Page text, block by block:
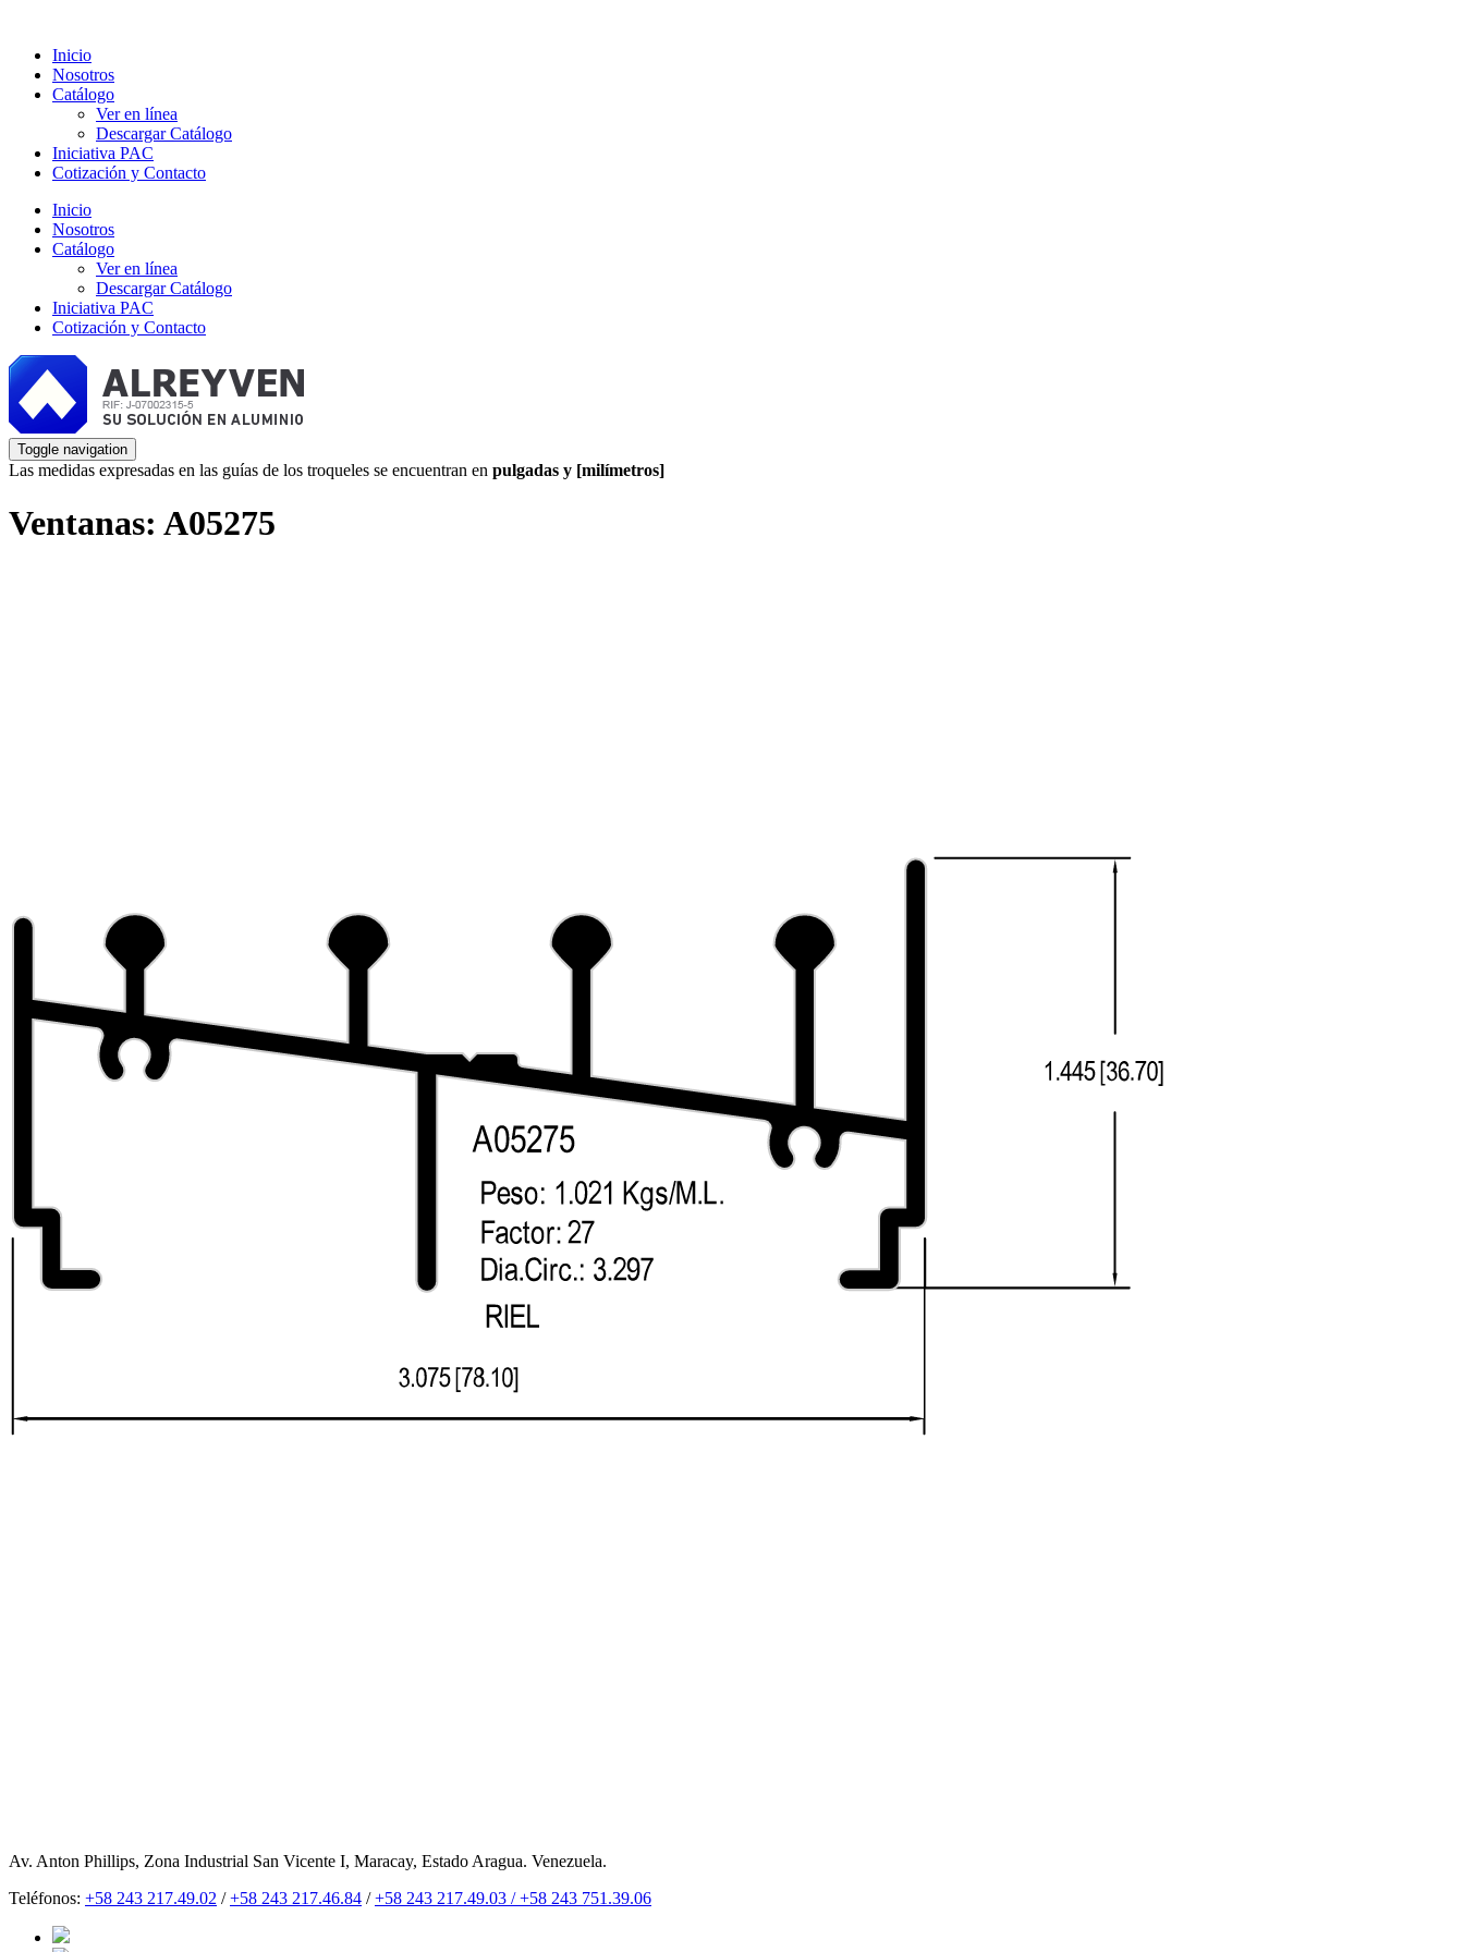
Inicio
Nosotros
Catálogo
Ver en línea
Descargar Catálogo
Iniciativa PAC
Cotización y Contacto
Inicio
Nosotros
Catálogo
Ver en línea
Descargar Catálogo
Iniciativa PAC
Cotización y Contacto
Toggle navigation
Las medidas expresadas en las guías de los troqueles se encuentran en pulgadas y [milímetros]
Ventanas: A05275
Av. Anton Phillips, Zona Industrial San Vicente I, Maracay, Estado Aragua. Venezuela.
Teléfonos: +58 243 217.49.02 /+58 243 217.46.84 /+58 243 217.49.03 /+58 243 751.39.06